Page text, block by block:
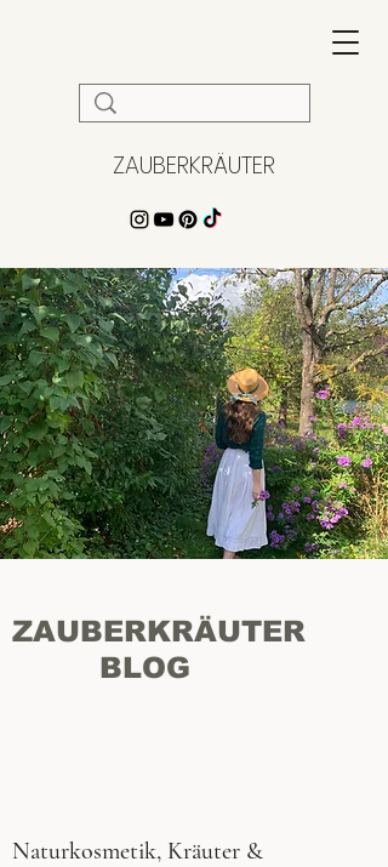
ZAUBERKRÄUTER
ZAUBERKRÄUTER
BLOG
Naturkosmetik, Kräuter &